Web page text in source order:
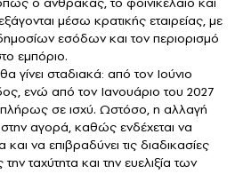
μέσω κρατικής εταιρείας, με
εσόδων και τον περιορισμό
εμπόριο.
γίνει σταδιακά: από τον Ιούνιο
ενώ από τον Ιανουάριο του 2027
πλήρως σε ισχύ. Ωστόσο, η αλλαγή
αγορά, καθώς ενδέχεται να
να επιβραδύνει τις διαδικασίες
ταχύτητα και την ευελιξία των